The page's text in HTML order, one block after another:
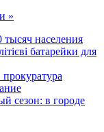
»
населения
батарейки для
сезон: в городе